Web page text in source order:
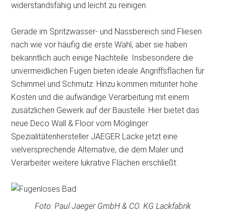
widerstandsfähig und leicht zu reinigen.
Gerade im Spritzwasser- und Nassbereich sind Fliesen
nach wie vor häufig die erste Wahl, aber sie haben
bekanntlich auch einige Nachteile. Insbesondere die
unvermeidlichen Fugen bieten ideale Angriffsflächen für
Schimmel und Schmutz. Hinzu kommen mitunter hohe
Kosten und die aufwändige Verarbeitung mit einem
zusätzlichen Gewerk auf der Baustelle. Hier bietet das
neue Deco Wall & Floor vom Möglinger
Spezialitätenhersteller JAEGER Lacke jetzt eine
vielversprechende Alternative, die dem Maler und
Verarbeiter weitere lukrative Flächen erschließt.
Foto: Paul Jaeger GmbH & CO. KG Lackfabrik